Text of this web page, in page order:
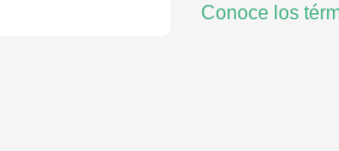
Conoce los